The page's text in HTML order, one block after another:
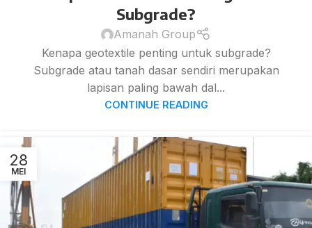
Subgrade?
Amanah Group
Kenapa geotextile penting untuk subgrade?
Subgrade atau tanah dasar sendiri merupakan
lapisan paling bawah dal...
CONTINUE READING
28
MEI